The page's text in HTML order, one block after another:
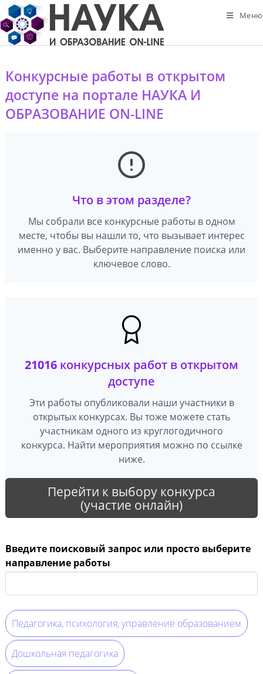
Перейти
к
содержимому
Меню
Конкурсные работы в открытом
доступе на портале НАУКА И
ОБРАЗОВАНИЕ ON-LINE
Что в этом разделе?
Мы собрали все конкурсные работы в одном
месте, чтобы вы нашли то, что вызывает интерес
именно у вас. Выберите направление поиска или
ключевое слово.
21016 конкурсных работ в открытом
доступе
Эти работы опубликовали наши участники в
открытых конкурсах. Вы тоже можете стать
участникам одного из круглогодичного
конкурса. Найти мероприятия можно по ссылке
ниже.
Перейти к выбору конкурса
(участие онлайн)
Введите поисковый запрос или просто выберите
направление работы
Педагогика, психология, управление образованием
Дошкольная педагогика